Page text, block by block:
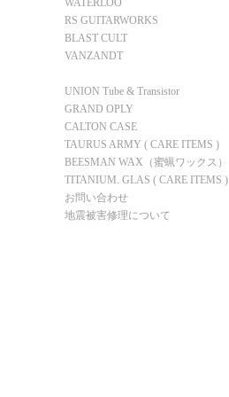
WATERLOO
RS GUITARWORKS
BLAST CULT
VANZANDT
UNION Tube & Transistor
GRAND OPLY
CALTON CASE
TAURUS ARMY ( CARE ITEMS )
BEESMAN WAX（蜜蝋ワックス）
TITANIUM. GLAS ( CARE ITEMS )
お問い合わせ
地震被害修理について